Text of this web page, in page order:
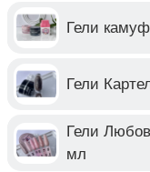
Гели
Гели
Гели
мл